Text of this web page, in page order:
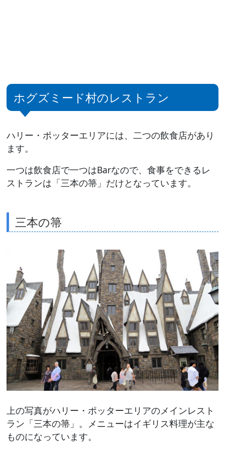
ホグズミード村のレストラン
ハリー・ポッターエリアには、二つの飲食店があり
ます。
一つは飲食店で一つはBarなので、食事をできるレ
ストランは「三本の箒」だけとなっています。
三本の箒
上の写真がハリー・ポッターエリアのメインレスト
ラン「三本の箒」。メニューはイギリス料理が主な
ものになっています。